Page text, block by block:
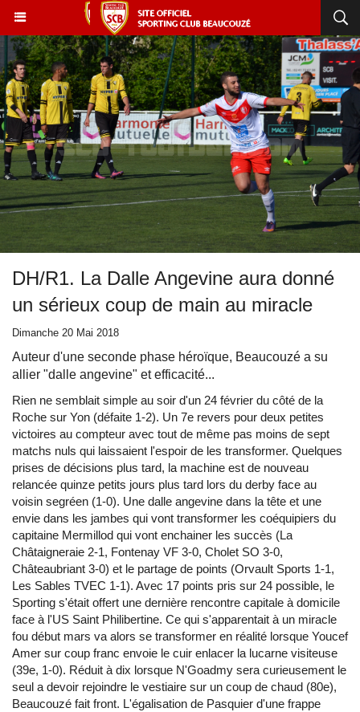
DH/R1. La Dalle Angevine aura donné
un sérieux coup de main au miracle
Dimanche 20 Mai 2018
Auteur d'une seconde phase héroïque, Beaucouzé a su
allier "dalle angevine" et efficacité...
Rien ne semblait simple au soir d'un 24 février du côté de la
Roche sur Yon (défaite 1-2). Un 7e revers pour deux petites
victoires au compteur avec tout de même pas moins de sept
matchs nuls qui laissaient l'espoir de les transformer. Quelques
prises de décisions plus tard, la machine est de nouveau
relancée quinze petits jours plus tard lors du derby face au
voisin segréen (1-0). Une dalle angevine dans la tête et une
envie dans les jambes qui vont transformer les coéquipiers du
capitaine Mermillod qui vont enchainer les succès (La
Châtaigneraie 2-1, Fontenay VF 3-0, Cholet SO 3-0,
Châteaubriant 3-0) et le partage de points (Orvault Sports 1-1,
Les Sables TVEC 1-1). Avec 17 points pris sur 24 possible, le
Sporting s'était offert une dernière rencontre capitale à domicile
face à l'US Saint Philibertine. Ce qui s'apparentait à un miracle
fou début mars va alors se transformer en réalité lorsque Youcef
Amer sur coup franc envoie le cuir enlacer la lucarne visiteuse
(39e, 1-0). Réduit à dix lorsque N'Goadmy sera curieusement le
seul a devoir rejoindre le vestiaire sur un coup de chaud (80e),
Beaucouzé fait front. L'égalisation de Pasquier d'une frappe